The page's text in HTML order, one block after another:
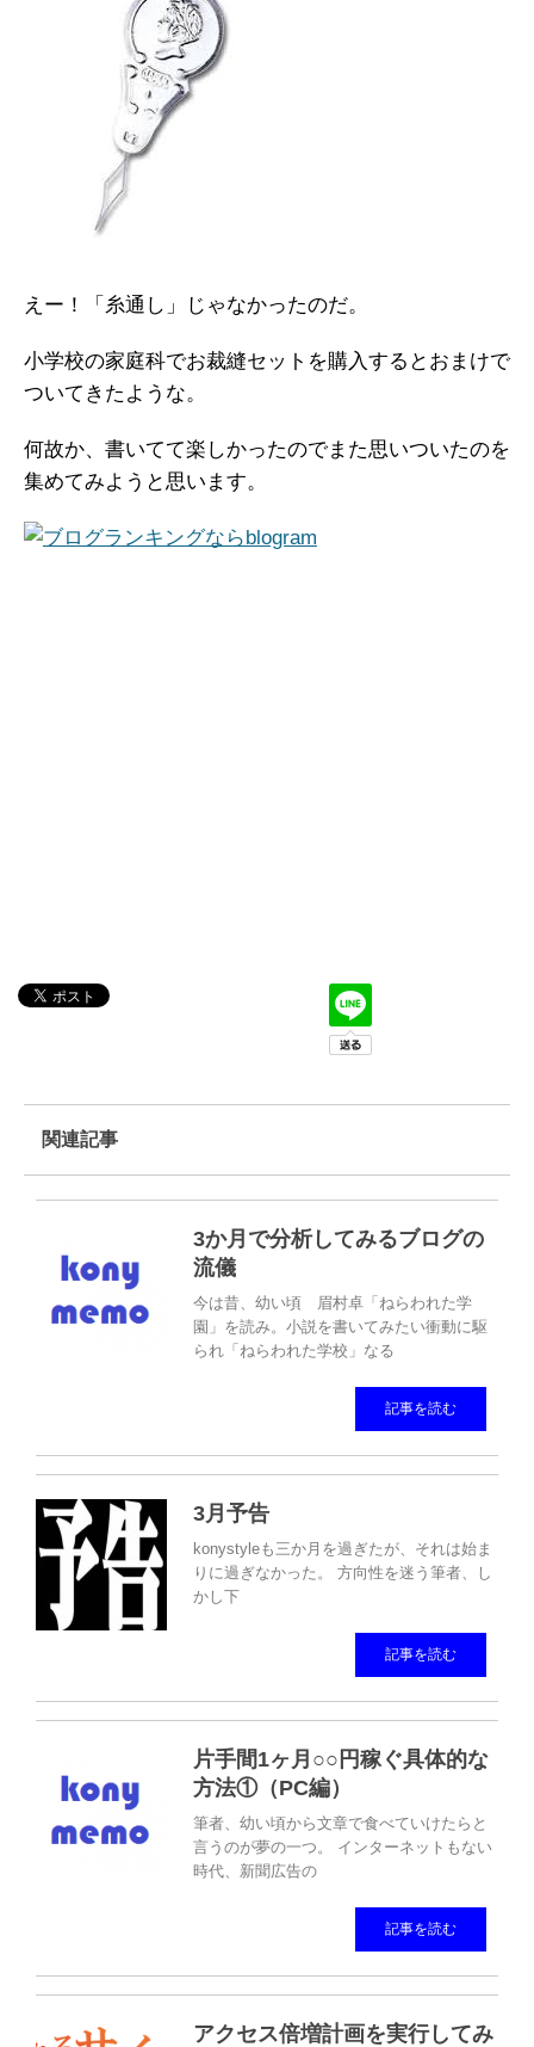
えー！「糸通し」じゃなかったのだ。
小学校の家庭科でお裁縫セットを購入するとおまけで
ついてきたような。
何故か、書いてて楽しかったのでまた思いついたのを
集めてみようと思います。
関連記事
3か月で分析してみるブログの
流儀
今は昔、幼い頃 眉村卓「ねらわれた学
園」を読み。小説を書いてみたい衝動に駆
られ「ねらわれた学校」なる
記事を読む
3月予告
konystyleも三か月を過ぎたが、それは始ま
りに過ぎなかった。 方向性を迷う筆者、し
かし下
記事を読む
片手間1ヶ月○○円稼ぐ具体的な
方法①（PC編）
筆者、幼い頃から文章で食べていけたらと
言うのが夢の一つ。 インターネットもない
時代、新聞広告の
記事を読む
アクセス倍増計画を実行してみ